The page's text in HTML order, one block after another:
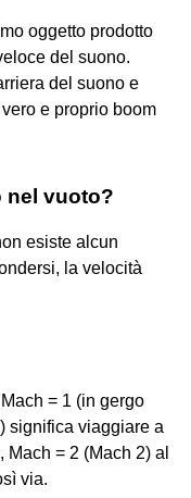
oggetto prodotto
del suono.
del suono e
e proprio boom
nel vuoto?
esiste alcun
la velocità
= 1 (in gergo
significa viaggiare a
= 2 (Mach 2) al
via.